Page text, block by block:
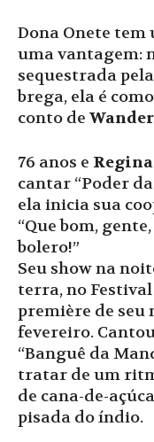
Dona Onete
uma vantagem:
sequestrada
brega, ela é
conto de
76 anos e
cantar “Poder da
ela inicia sua
“Que bom,
bolero!”
Seu show na
terra, no
première de seu
fevereiro.
“Banguê da
tratar de um
de cana-de-
pisada do índio.